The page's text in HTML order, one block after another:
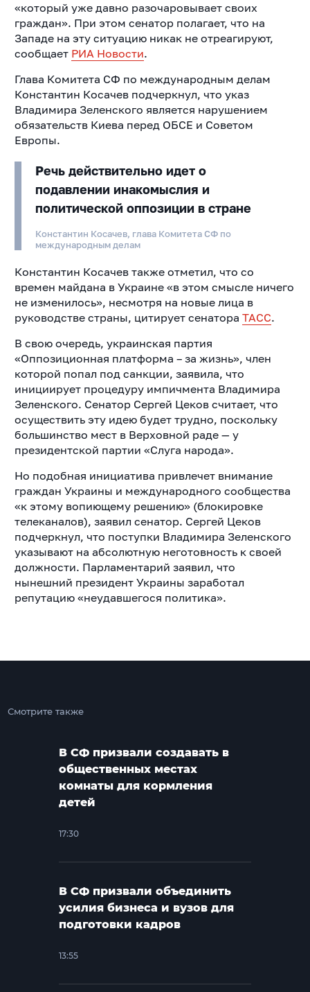
«который уже давно разочаровывает своих
граждан». При этом сенатор полагает, что на
Западе на эту ситуацию никак не отреагируют,
сообщает РИА Новости.
Глава Комитета СФ по международным делам
Константин Косачев подчеркнул, что указ
Владимира Зеленского является нарушением
обязательств Киева перед ОБСЕ и Советом
Европы.
Речь действительно идет о
подавлении инакомыслия и
политической оппозиции в стране
Константин Косачев, глава Комитета СФ по
международным делам
Константин Косачев также отметил, что со
времен майдана в Украине «в этом смысле ничего
не изменилось», несмотря на новые лица в
руководстве страны, цитирует сенатора ТАСС.
В свою очередь, украинская партия
«Оппозиционная платформа – за жизнь», член
которой попал под санкции, заявила, что
инициирует процедуру импичмента Владимира
Зеленского. Сенатор Сергей Цеков считает, что
осуществить эту идею будет трудно, поскольку
большинство мест в Верховной раде — у
президентской партии «Слуга народа».
Но подобная инициатива привлечет внимание
граждан Украины и международного сообщества
«к этому вопиющему решению» (блокировке
телеканалов), заявил сенатор. Сергей Цеков
подчеркнул, что поступки Владимира Зеленского
указывают на абсолютную неготовность к своей
должности. Парламентарий заявил, что
нынешний президент Украины заработал
репутацию «неудавшегося политика».
Смотрите также
В СФ призвали создавать в
общественных местах
комнаты для кормления
детей
17:30
В СФ призвали объединить
усилия бизнеса и вузов для
подготовки кадров
13:55